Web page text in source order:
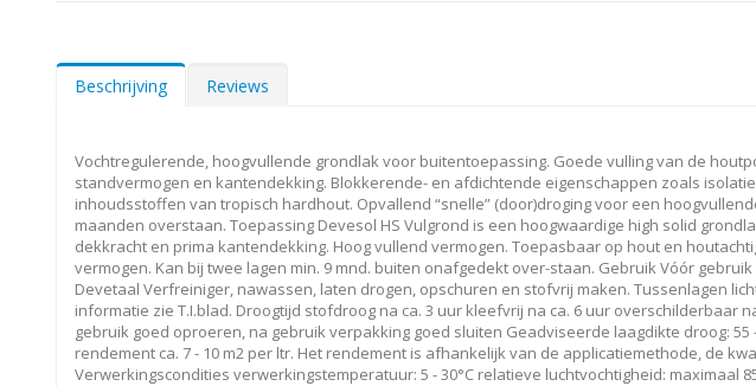
Beschrijving Reviews
Vochtregulerende, hoogvullende grondlak voor buitentoepassing. Goede vulling van de
standvermogen en kantendekking. Blokkerende- en afdichtende eigenschappen zoals
inhoudsstoffen van tropisch hardhout. Opvallend “snelle” (door)droging voor een
maanden overstaan. Toepassing Devesol HS Vulgrond is een hoogwaardige high solid
dekkracht en prima kantendekking. Hoog vullend vermogen. Toepasbaar op hout en
vermogen. Kan bij twee lagen min. 9 mnd. buiten onafgedekt over-staan. Gebruik Vóór
Devetaal Verfreiniger, nawassen, laten drogen, opschuren en stofvrij maken. Tussenlagen
informatie zie T.I.blad. Droogtijd stofdroog na ca. 3 uur kleefvrij na ca. 6 uur overschilderbaar
gebruik goed oproeren, na gebruik verpakking goed sluiten Geadviseerde laagdikte droog: 55
rendement ca. 7 - 10 m2 per ltr. Het rendement is afhankelijk van de applicatiemethode, de
Verwerkingscondities verwerkingstemperatuur: 5 - 30°C relatieve luchtvochtigheid: maximaal